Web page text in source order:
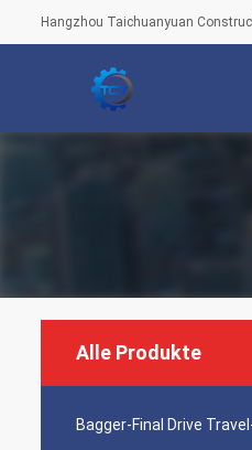
Hangzhou Taichuanyuan
Alle Produkte
Bagger-Final Drive